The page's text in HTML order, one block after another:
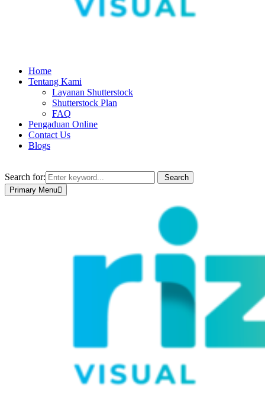
Home
Tentang Kami
Layanan Shutterstock
Shutterstock Plan
FAQ
Pengaduan Online
Contact Us
Blogs
Search for:
Search
Primary Menu